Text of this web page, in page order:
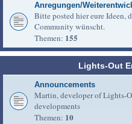
Anregungen/
Bitte posted hier eure Ideen,
Community wünscht.
Themen: 155
Lights-Out
Announcements
Martin, developer of Lights-
developments
Themen: 10